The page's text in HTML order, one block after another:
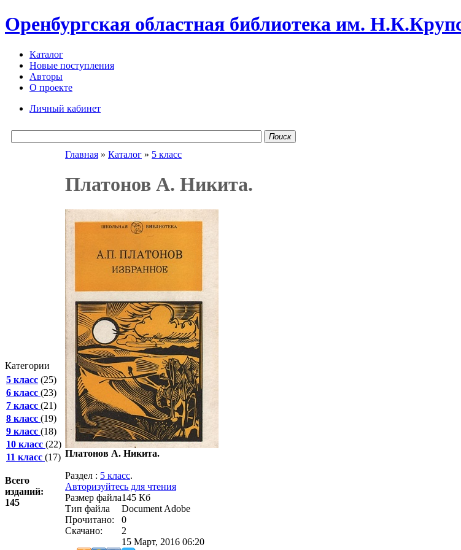
Оренбургская областная библиотека им.
Каталог
Новые поступления
Авторы
О проекте
Личный кабинет
Поиск
Категории
5 класс (25)
6 класс (23)
7 класс (21)
8 класс (19)
9 класс (18)
10 класс (22)
11 класс (17)
Всего
изданий:
145
Главная » Каталог » 5 класс
Платонов А. Никита.
Платонов А. Никита.
Раздел : 5 класс.
Авторизуйтесь для чтения
Размер файла145 Кб
Тип файла
Document Adobe
Прочитано:
0
Скачано:
2
15 Март, 2016 06:20